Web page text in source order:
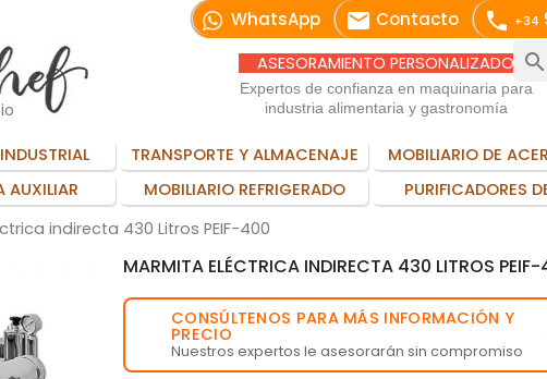
WhatsApp email Contacto call +34
ASESORAMIENTO PERSONALIZADO
Expertos de confianza en maquinaria para
industria alimentaria y gastronomía
search
TRANSPORTE Y ALMACENAJE MOBILIARIO DE
AUXILIAR
MOBILIARIO REFRIGERADO PURIFICADORES
indirecta 430 Litros PEIF-400
MARMITA ELÉCTRICA INDIRECTA 430 LITROS
CONSÚLTENOS PARA MÁS INFORMACIÓN Y
PRECIO
Nuestros expertos le asesorarán sin compromiso